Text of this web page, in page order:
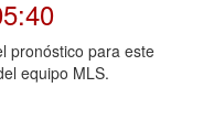
pronóstico para este
equipo MLS.